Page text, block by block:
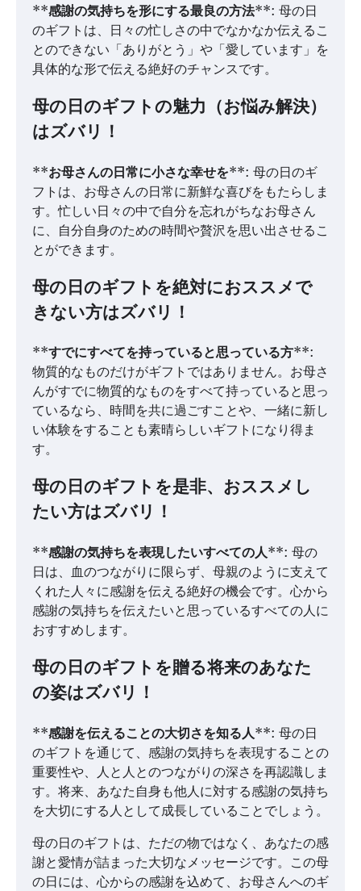
**感謝の気持ちを形にする最良の方法**: 母の日
のギフトは、日々の忙しさの中でなかなか伝えるこ
とのできない「ありがとう」や「愛しています」を
具体的な形で伝える絶好のチャンスです。
母の日のギフトの魅力（お悩み解決）
はズバリ！
**お母さんの日常に小さな幸せを**: 母の日のギ
フトは、お母さんの日常に新鮮な喜びをもたらしま
す。忙しい日々の中で自分を忘れがちなお母さん
に、自分自身のための時間や贅沢を思い出させるこ
とができます。
母の日のギフトを絶対におススメで
きない方はズバリ！
**すでにすべてを持っていると思っている方**:
物質的なものだけがギフトではありません。お母さ
んがすでに物質的なものをすべて持っていると思っ
ているなら、時間を共に過ごすことや、一緒に新し
い体験をすることも素晴らしいギフトになり得ま
す。
母の日のギフトを是非、おススメし
たい方はズバリ！
**感謝の気持ちを表現したいすべての人**: 母の
日は、血のつながりに限らず、母親のように支えて
くれた人々に感謝を伝える絶好の機会です。心から
感謝の気持ちを伝えたいと思っているすべての人に
おすすめします。
母の日のギフトを贈る将来のあなた
の姿はズバリ！
**感謝を伝えることの大切さを知る人**: 母の日
のギフトを通じて、感謝の気持ちを表現することの
重要性や、人と人とのつながりの深さを再認識しま
す。将来、あなた自身も他人に対する感謝の気持ち
を大切にする人として成長していることでしょう。
母の日のギフトは、ただの物ではなく、あなたの感
謝と愛情が詰まった大切なメッセージです。この母
の日には、心からの感謝を込めて、お母さんへのギ